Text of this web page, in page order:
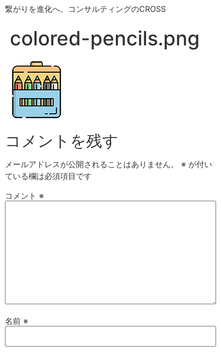
繋がりを進化へ。コンサルティングのCROSS
colored-pencils.png
コメントを残す
メールアドレスが公開されることはありません。 ※ が付い
ている欄は必須項目です
コメント ※
名前 ※